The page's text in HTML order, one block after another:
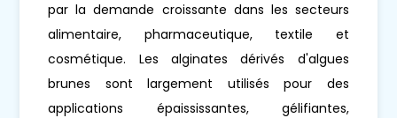
par la demande croissante dans les secteurs
alimentaire, pharmaceutique, textile et
cosmétique. Les alginates dérivés d'algues
brunes sont largement utilisés pour des
applications épaississantes, gélifiantes,